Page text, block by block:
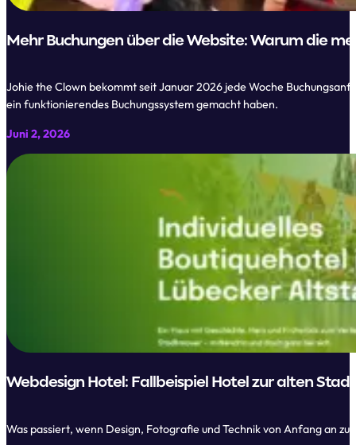
Mehr Buchungen über die Website: Warum die
Johie the Clown bekommt seit Januar 2026 jede Woche
ein funktionierendes Buchungssystem gemacht haben.
Juni 2, 2026
Webdesign Hotel: Fallbeispiel Hotel zur alten
Was passiert, wenn Design, Fotografie und Technik von Anfang an